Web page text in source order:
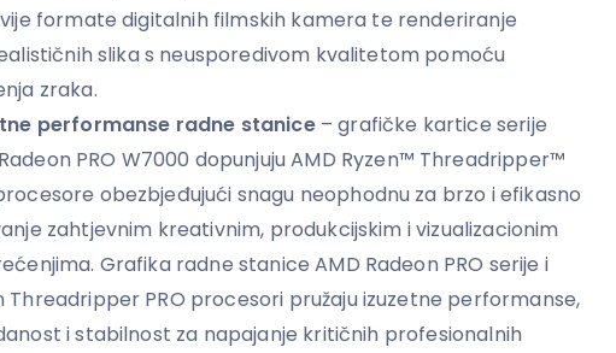
formate digitalnih filmskih kamera te renderiranje
slika s neusporedivom kvalitetom pomoću
zraka.
performanse radne stanice– grafičke kartice serije
PRO W7000 dopunjuju AMD Ryzen™ Threadripper™
obezbjeđujući snagu neophodnu za brzo i efikasno
zahtjevnim kreativnim, produkcijskim i vizualizacionim
Grafika radne stanice AMD Radeon PRO serije i
Threadripper PRO procesori pružaju izuzetne performanse,
i stabilnost za napajanje kritičnih profesionalnih